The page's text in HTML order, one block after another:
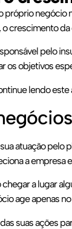
crescimento
pelo
os objetivos
lendo
atuação
a empresa
a lugar
age apenas
suas ações